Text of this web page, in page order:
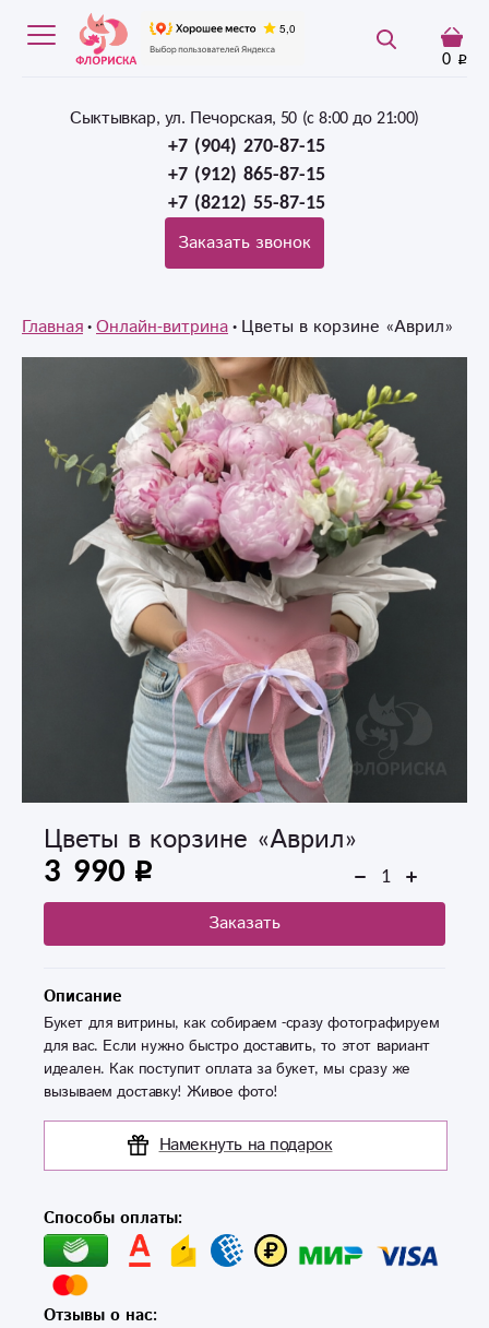
0
Сыктывкар, ул. Печорская, 50 (c 8:00 до 21:00)
+7 (904) 270-87-15
+7 (912) 865-87-15
+7 (8212) 55-87-15
Заказать звонок
Главная Онлайн-витрина Цветы в корзине «Аврил»
Цветы в корзине «Аврил»
3 990
Заказать
Описание
Букет для витрины, как собираем -сразу фотографируем
для вас. Если нужно быстро доставить, то этот вариант
идеален. Как поступит оплата за букет, мы сразу же
вызываем доставку! Живое фото!
Намекнуть на подарок
Способы оплаты:
Отзывы о нас: